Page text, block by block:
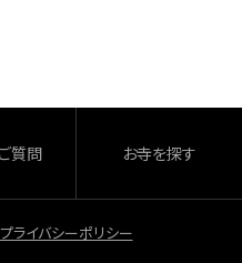
質問 お寺を探す
ライバシーポリシー